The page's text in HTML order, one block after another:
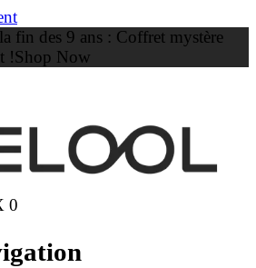
fin des 9 ans : Coffret mystère
!Shop Now
0